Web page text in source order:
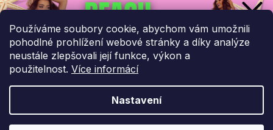
Používáme soubory cookie, abychom vám umožnili
pohodlné prohlížení webové stránky a díky analýze
neustále zlepšovali její funkce, výkon a
použitelnost. Více informácí
Nastavení
Přihlaste se k našemu
newsletteru.
Budeme vám posílat informace o našich novinkách a slevových
akcích.
UPLATNIT SLEVU!